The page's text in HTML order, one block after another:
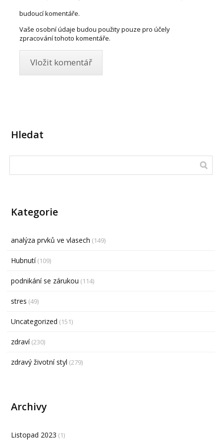
budoucí komentáře.
Vaše osobní údaje budou použity pouze pro účely
zpracování tohoto komentáře.
Hledat
Kategorie
analýza prvků ve vlasech (149)
Hubnutí(109)
podnikání se zárukou (114)
stres (49)
Uncategorized (151)
zdraví(230)
zdravý životní styl (279)
Archivy
Listopad 2023 (1)